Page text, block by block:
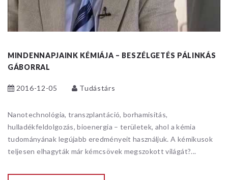
MINDENNAPJAINK KÉMIÁJA – BESZÉLGETÉS PÁLINKÁS
GÁBORRAL
2016-12-05 Tudástárs
Nanotechnológia, transzplantáció, borhamisítás,
hulladékfeldolgozás, bioenergia – területek, ahol a kémia
tudományának legújabb eredményeit használjuk. A kémikusok
teljesen elhagyták már kémcsövek megszokott világát?...